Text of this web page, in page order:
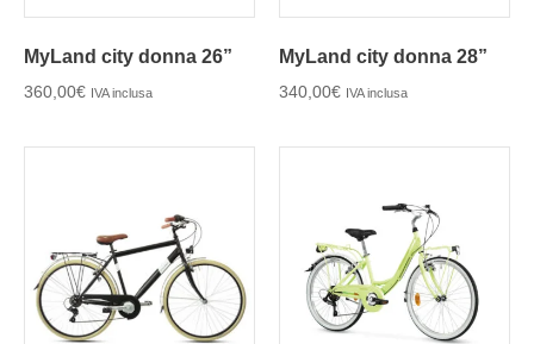
MyLand city donna 26”
360,00€ IVA inclusa
MyLand city donna 28”
340,00€ IVA inclusa